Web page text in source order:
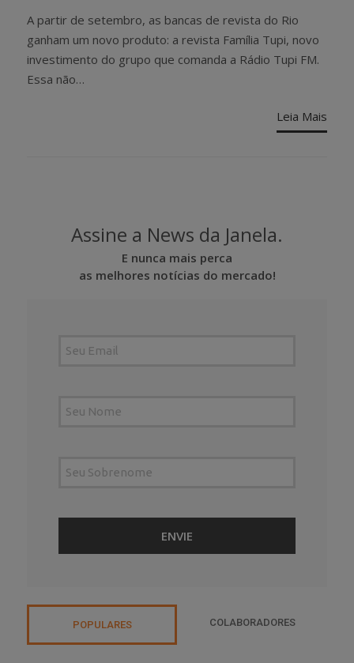
A partir de setembro, as bancas de revista do Rio
ganham um novo produto: a revista Família Tupi, novo
investimento do grupo que comanda a Rádio Tupi FM.
Essa não…
Leia Mais
Assine a News da Janela.
E nunca mais perca
as melhores notícias do mercado!
POPULARES COLABORADORES